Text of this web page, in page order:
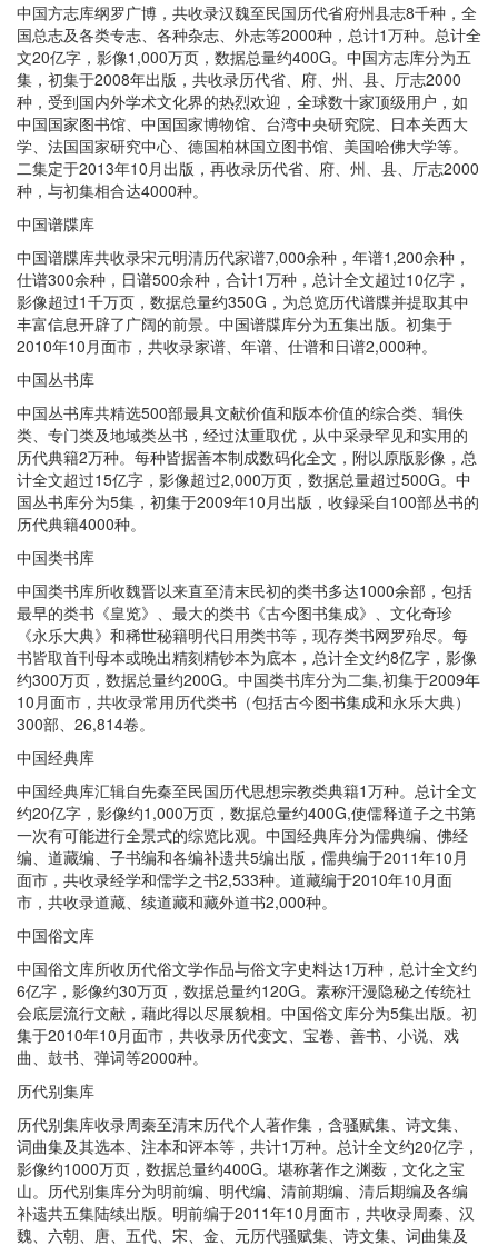
中国方志库纲罗广博，共收录汉魏至民国历代省府州县志8千种，全
国总志及各类专志、各种杂志、外志等2000种，总计1万种。总计全
文20亿字，影像1,000万页，数据总量约400G。中国方志库分为五
集，初集于2008年出版，共收录历代省、府、州、县、厅志2000
种，受到国内外学术文化界的热烈欢迎，全球数十家顶级用户，如
中国国家图书馆、中国国家博物馆、台湾中央研究院、日本关西大
学、法国国家研究中心、德国柏林国立图书馆、美国哈佛大学等。
二集定于2013年10月出版，再收录历代省、府、州、县、厅志2000
种，与初集相合达4000种。
中国谱牒库
中国谱牒库共收录宋元明清历代家谱7,000余种，年谱1,200余种，
仕谱300余种，日谱500余种，合计1万种，总计全文超过10亿字，
影像超过1千万页，数据总量约350G，为总览历代谱牒并提取其中
丰富信息开辟了广阔的前景。中国谱牒库分为五集出版。初集于
2010年10月面市，共收录家谱、年谱、仕谱和日谱2,000种。
中国丛书库
中国丛书库共精选500部最具文献价值和版本价值的综合类、辑佚
类、专门类及地域类丛书，经过汰重取优，从中采录罕见和实用的
历代典籍2万种。每种皆据善本制成数码化全文，附以原版影像，总
计全文超过15亿字，影像超过2,000万页，数据总量超过500G。中
国丛书库分为5集，初集于2009年10月出版，收録采自100部丛书的
历代典籍4000种。
中国类书库
中国类书库所收魏晋以来直至清末民初的类书多达1000余部，包括
最早的类书《皇览》、最大的类书《古今图书集成》、文化奇珍
《永乐大典》和稀世秘籍明代日用类书等，现存类书网罗殆尽。每
书皆取首刊母本或晚出精刻精钞本为底本，总计全文约8亿字，影像
约300万页，数据总量约200G。中国类书库分为二集,初集于2009年
10月面市，共收录常用历代类书（包括古今图书集成和永乐大典）
300部、26,814卷。
中国经典库
中国经典库汇辑自先秦至民国历代思想宗教类典籍1万种。总计全文
约20亿字，影像约1,000万页，数据总量约400G,使儒释道子之书第
一次有可能进行全景式的综览比观。中国经典库分为儒典编、佛经
编、道藏编、子书编和各编补遗共5编出版，儒典编于2011年10月
面市，共收录经学和儒学之书2,533种。道藏编于2010年10月面
市，共收录道藏、续道藏和藏外道书2,000种。
中国俗文库
中国俗文库所收历代俗文学作品与俗文字史料达1万种，总计全文约
6亿字，影像约30万页，数据总量约120G。素称汗漫隐秘之传统社
会底层流行文献，藉此得以尽展貌相。中国俗文库分为5集出版。初
集于2010年10月面市，共收录历代变文、宝卷、善书、小说、戏
曲、鼓书、弹词等2000种。
历代别集库
历代别集库收录周秦至清末历代个人著作集，含骚赋集、诗文集、
词曲集及其选本、注本和评本等，共计1万种。总计全文约20亿字，
影像约1000万页，数据总量约400G。堪称著作之渊薮，文化之宝
山。历代别集库分为明前编、明代编、清前期编、清后期编及各编
补遗共五集陆续出版。明前编于2011年10月面市，共收录周秦、汉
魏、六朝、唐、五代、宋、金、元历代骚赋集、诗文集、词曲集及